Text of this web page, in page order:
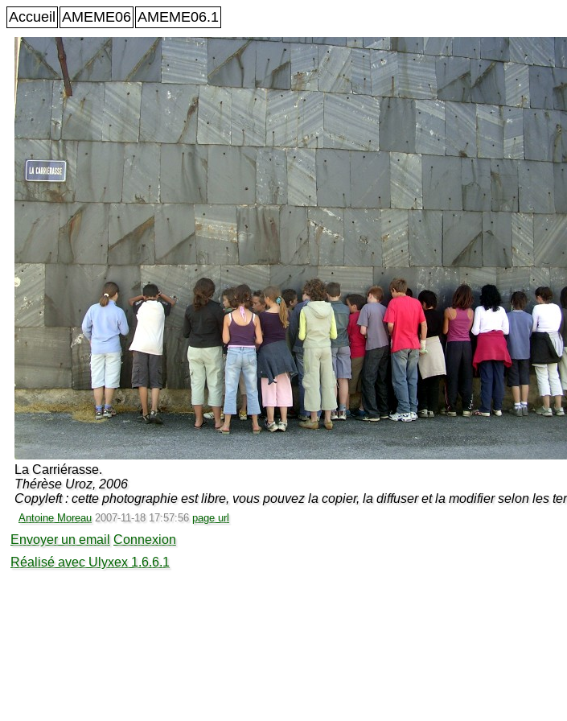
Accueil AMEME06 AMEME06.1
La Carriérasse.
Thérèse Uroz, 2006
Copyleft : cette photographie est libre, vous pouvez la copier, la diffuser et la modifier selon les
Antoine Moreau 2007-11-18 17:57:56 page url
Envoyer un email Connexion
Réalisé avec Ulyxex 1.6.6.1